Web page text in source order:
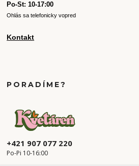
Po-St: 10-17:00
Ohlás sa telefonicky vopred
Kontakt
PORADÍME?
+421 907 077 220
Po-Pi 10-16:00